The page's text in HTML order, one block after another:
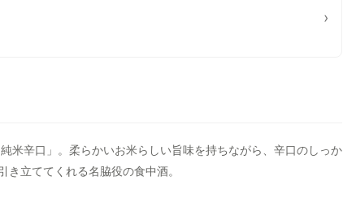
›
米辛口」。柔らかいお米らしい旨味を持ちながら、辛口のしっか
き立ててくれる名脇役の食中酒。